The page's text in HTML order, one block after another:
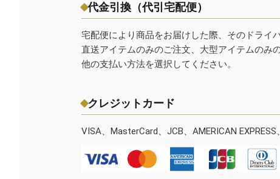
代金引換（代引宅配便）
宅配便により商品をお届けした際、そのドライ
直送アイテムのみのご注文、大型アイテムのみ
他の支払い方法を選択してください。
クレジットカード
VISA、MasterCard、JCB、AMERICAN